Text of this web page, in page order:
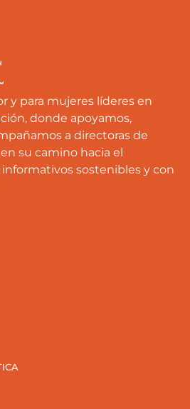
y para mujeres líderes en
donde apoyamos,
a directoras de
su camino hacia el
sostenibles y con